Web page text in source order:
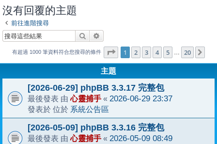
沒有回覆的主題
前往進階搜尋
搜尋
有超過 1000 筆資料符合您搜尋的條件 第1 頁 (共 20頁)
1 2 3 4 5 … 20
主題
[2026-06-29] phpBB 3.3.17 完整包
最後發表 由心靈捕手 « 2026-06-29 23:37
發表於 位於 系統公告區
[2026-05-09] phpBB 3.3.16 完整包
最後發表 由心靈捕手 « 2026-05-09 08:49